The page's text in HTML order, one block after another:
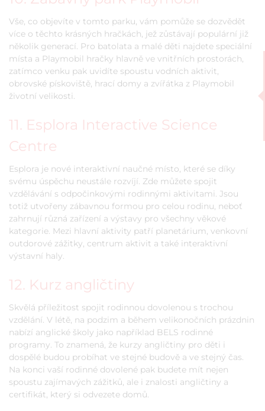
Vše, co objevíte v tomto parku, vám pomůže se dozvědět
více o těchto krásných hračkách, jež zůstávají populární již
několik generací. Pro batolata a malé děti najdete speciální
místa a Playmobil hračky hlavně ve vnitřních prostorách,
zatímco venku pak uvidíte spoustu vodních aktivit,
obrovské pískoviště, hrací domy a zvířátka z Playmobil
životní velikosti.
11. Esplora Interactive Science
Centre
Esplora je nové interaktivní naučné místo, které se díky
svému úspěchu neustále rozvíjí. Zde můžete spojit
vzdělávání s odpočinkovými rodinnými aktivitami. Jsou
totiž utvořeny zábavnou formou pro celou rodinu, neboť
zahrnují různá zařízení a výstavy pro všechny věkové
kategorie. Mezi hlavní aktivity patří planetárium, venkovní
outdorové zážitky, centrum aktivit a také interaktivní
výstavní haly.
12. Kurz angličtiny
Skvělá příležitost spojit rodinnou dovolenou s trochou
vzdělání. V létě, na podzim a během velikonočních prázdnin
nabízí anglické školy jako například BELS rodinné
programy. To znamená, že kurzy angličtiny pro děti i
dospělé budou probíhat ve stejné budově a ve stejný čas.
Na konci vaší rodinné dovolené pak budete mít nejen
spoustu zajímavých zážitků, ale i znalosti angličtiny a
certifikát, který si odvezete domů.